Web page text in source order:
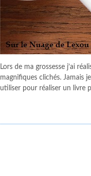
Lors de ma grossesse j’ai
magnifiques clichés. Jamais
utiliser pour réaliser un livre